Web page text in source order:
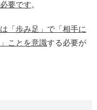
要です。
「歩み足」で「相手に
ことを意識する必要が